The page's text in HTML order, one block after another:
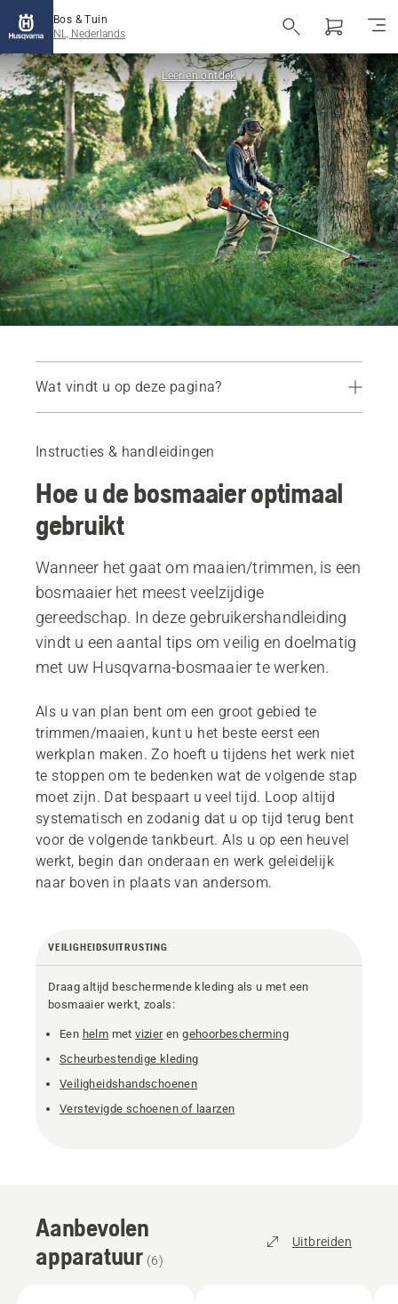
Bos & Tuin
NL, Nederlands
Leer en ontdek
Wat vindt u op deze pagina?
Het draagstel
Onderhoud en service
Instructies & handleidingen
Hoe u de bosmaaier optimaal
gebruikt
Wanneer het gaat om maaien/trimmen, is een
bosmaaier het meest veelzijdige
gereedschap. In deze gebruikershandleiding
vindt u een aantal tips om veilig en doelmatig
met uw Husqvarna-bosmaaier te werken.
Als u van plan bent om een groot gebied te
trimmen/maaien, kunt u het beste eerst een
werkplan maken. Zo hoeft u tijdens het werk niet
te stoppen om te bedenken wat de volgende stap
moet zijn. Dat bespaart u veel tijd. Loop altijd
systematisch en zodanig dat u op tijd terug bent
voor de volgende tankbeurt. Als u op een heuvel
werkt, begin dan onderaan en werk geleidelijk
naar boven in plaats van andersom.
VEILIGHEIDSUITRUSTING
Draag altijd beschermende kleding als u met een
bosmaaier werkt, zoals:
Een helm metvizierengehoorbescherming
Scheurbestendige kleding
Veiligheidshandschoenen
Verstevigde schoenen of laarzen
Aanbevolen
apparatuur (6)
Uitbreiden